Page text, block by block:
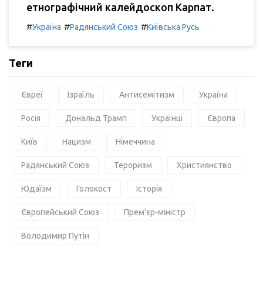
етнографічний калейдоскоп Карпат.
#Україна #Радянський Союз #Київська Русь
Теги
Євреї Ізраїль Антисемітизм Україна
Росія Дональд Трамп Українці Європа
Київ Нацизм Німеччина
Радянський Союз Тероризм Християнство
Юдаїзм Голокост Історія
Європейський Союз Прем'єр-міністр
Володимир Путін